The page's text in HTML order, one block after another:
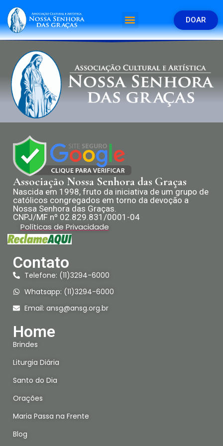
DOAR
Associação Nossa Senhora das Graças
Nascida em 1998, fruto da iniciativa de um grupo de
católicos congregados em torno da devoção a
Nossa Senhora das Graças.
CNPJ/MF nº 02.829.831/0001-04
Políticas de Privacidade
Contato
Telefone: (11)3294-6000
Whatsapp: (11)3294-6000
Email: ansg@ansg.org.br
Home
Brindes
Liturgia Diária
Santo do Dia
Orações
Maria Passa na Frente
Blog